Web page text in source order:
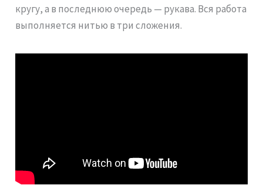
кругу, а в последнюю очередь — рукава. Вся работа
выполняется нитью в три сложения.